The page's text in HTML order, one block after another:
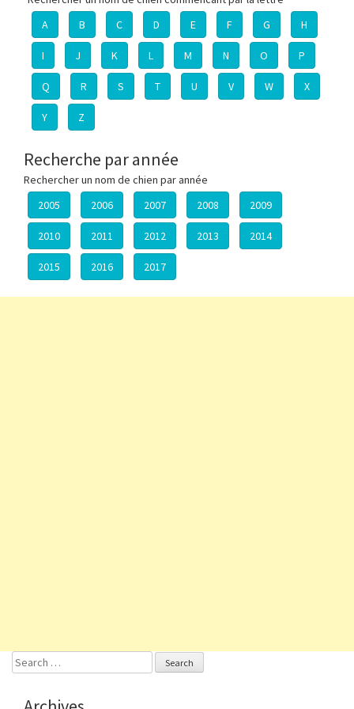
A
B C D E F G H
I J K L M N O P
Q R S T U V W X
Y Z
Recherche par année
Rechercher un nom de chien par année
2005
2006 2007 2008 2009
2010 2011 2012 2013 2014
2015 2016 2017
Search